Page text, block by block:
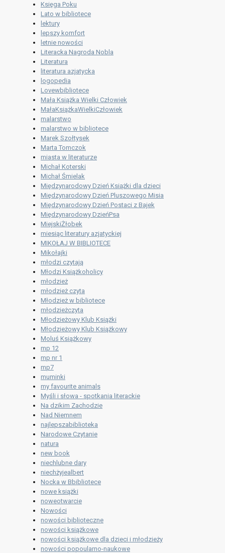
Księga Poku
Lato w bibliotece
lektury
lepszy komfort
letnie nowości
Literacka Nagroda Nobla
Literatura
literatura azjatycka
logopedia
Lovewbibliotece
Mała Książka Wielki Człowiek
MałaKsiążkaWielkiCzłowiek
malarstwo
malarstwo w bibliotece
Marek Szołtysek
Marta Tomczok
miasta w literaturze
Michał Koterski
Michał Śmielak
Międzynarodowy Dzień Książki dla dzieci
Międzynarodowy Dzień Pluszowego Misia
Międzynarodowy Dzień Postaci z Bajek
Międzynarodowy DzieńPsa
MiejskiŻłobek
miesiąc literatury azjatyckiej
MIKOŁAJ W BIBLIOTECE
Mikołajki
młodzi czytają
Młodzi Książkoholicy
młodzież
młodzież czyta
Młodzież w bibliotece
młodzieżczyta
Młodzieżowy Klub Książki
Młodzieżowy Klub Książkowy
Moluś Książkowy
mp 12
mp nr 1
mp7
muminki
my favourite animals
Myśli i słowa - spotkania literackie
Na dzikim Zachodzie
Nad Niemnem
najlepszabiblioteka
Narodowe Czytanie
natura
new book
niechlubne dary
niechżyjealbert
Nocka w Bbibliotece
nowe książki
noweotwarcie
Nowości
nowości biblioteczne
nowości książkowe
nowości książkowe dla dzieci i młodzieży
nowości popoularno-naukowe